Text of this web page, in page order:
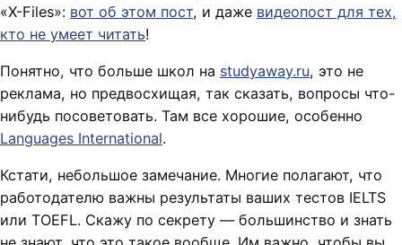
«X-Files»: вот об этом пост, и даже видеопост для тех,
кто не умеет читать!
Понятно, что больше школ на studyaway.ru, это не
реклама, но предвосхищая, так сказать, вопросы что-
нибудь посоветовать. Там все хорошие, особенно
Languages International.
Кстати, небольшое замечание. Многие полагают, что
работодателю важны результаты ваших тестов IELTS
или TOEFL. Скажу по секрету — большинство и знать